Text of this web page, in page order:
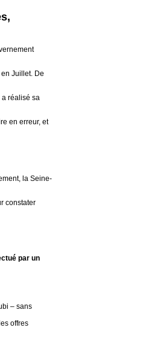
Juillet. De
a réalisé sa
en erreur, et
la Seine-
constater
par un
– sans
offres